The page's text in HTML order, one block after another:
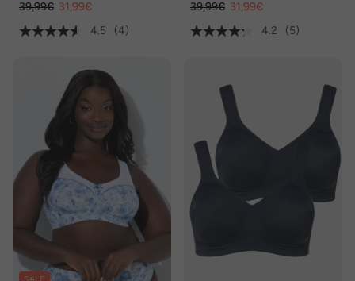
39,99€ 31,99€
4.5
(4)
39,99€ 31,99€
4.2
(5)